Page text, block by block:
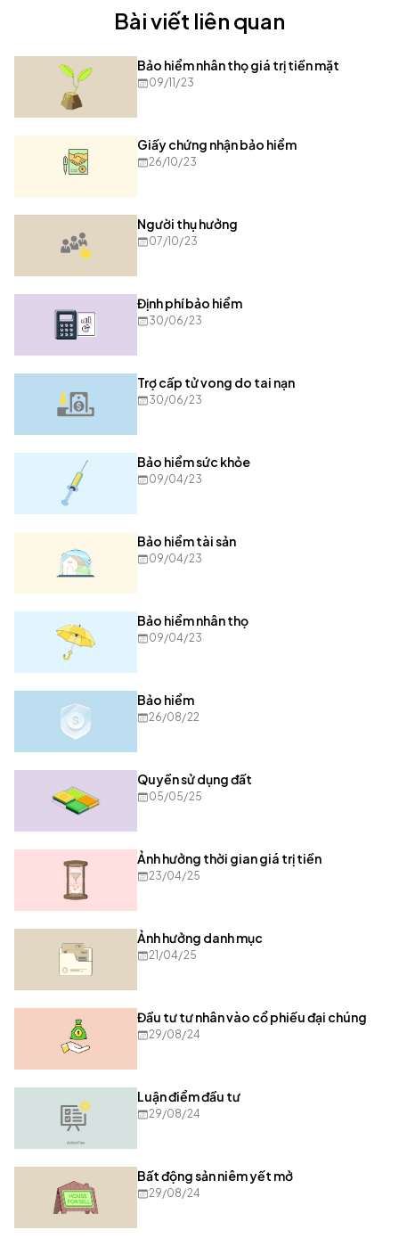
Bài viết liên quan
Bảo hiểm nhân thọ giá trị tiền mặt
09/11/23
Giấy chứng nhận bảo hiểm
26/10/23
Người thụ hưởng
07/10/23
Định phí bảo hiểm
30/06/23
Trợ cấp tử vong do tai nạn
30/06/23
Bảo hiểm sức khỏe
09/04/23
Bảo hiểm tài sản
09/04/23
Bảo hiểm nhân thọ
09/04/23
Bảo hiểm
26/08/22
Quyền sử dụng đất
05/05/25
Ảnh hưởng thời gian giá trị tiền
23/04/25
Ảnh hưởng danh mục
21/04/25
Đầu tư tư nhân vào cổ phiếu đại chúng
29/08/24
Luận điểm đầu tư
29/08/24
Bất động sản niêm yết mở
29/08/24